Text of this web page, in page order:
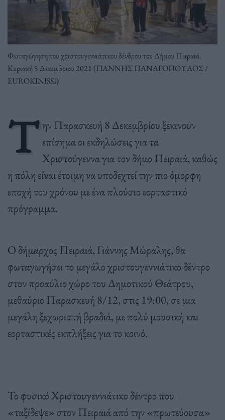
Φωταγώγηση του χριστουγεννιάτικου δένδρου του Δήμου Πειραιά.
Κυριακή 5 Δεκεμβρίου 2021 (ΓΙΑΝΝΗΣ ΠΑΝΑΓΟΠΟΥΛΟΣ /
EUROKINISSI)
Τ ην Παρασκευή 8 Δεκεμβρίου ξεκινούν
επίσημα οι εκδηλώσεις για τα
Χριστούγεννα για τον δήμο Πειραιά, καθώς
η πόλη είναι έτοιμη να υποδεχτεί την πιο όμορφη
εποχή του χρόνου με ένα πλούσιο εορταστικό
πρόγραμμα.
Ο δήμαρχος Πειραιά, Γιάννης Μώραλης, θα
φωταγωγήσει το μεγάλο χριστουγεννιάτικο δέντρο
στον προαύλιο χώρο του Δημοτικού Θεάτρου,
μεθαύριο Παρασκευή 8/12, στις 19:00, σε μια
μεγάλη ξεχωριστή βραδιά, με πολύ μουσική και
εορταστικές εκπλήξεις για το κοινό.
Το φυσικό Χριστουγεννιάτικο δέντρο που
«ταξίδεψε» στον Πειραιά από την «πρωτεύουσα»